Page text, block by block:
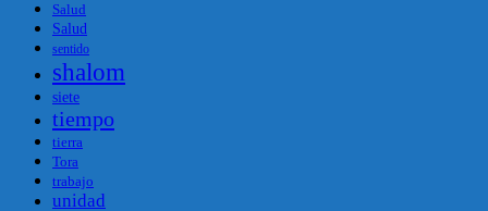
Salud
Salud
sentido
shalom
siete
tiempo
tierra
Tora
trabajo
unidad